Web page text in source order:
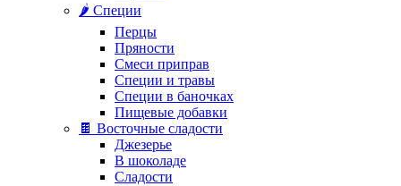
🌶️ Специи
Перцы
Пряности
Смеси приправ
Специи и травы
Специи в баночках
Пищевые добавки
🍫 Восточные сладости
Джезерье
В шоколаде
Сладости